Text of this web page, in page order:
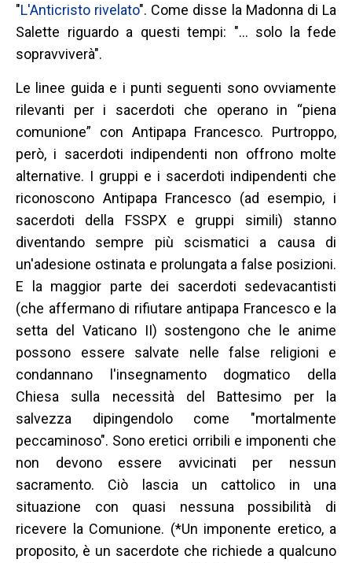
"L'Anticristo rivelato". Come disse la Madonna di La
Salette riguardo a questi tempi: "... solo la fede
sopravviverà".
Le linee guida e i punti seguenti sono ovviamente
rilevanti per i sacerdoti che operano in “piena
comunione” con Antipapa Francesco. Purtroppo,
però, i sacerdoti indipendenti non offrono molte
alternative. I gruppi e i sacerdoti indipendenti che
riconoscono Antipapa Francesco (ad esempio, i
sacerdoti della FSSPX e gruppi simili) stanno
diventando sempre più scismatici a causa di
un'adesione ostinata e prolungata a false posizioni.
E la maggior parte dei sacerdoti sedevacantisti
(che affermano di rifiutare antipapa Francesco e la
setta del Vaticano II) sostengono che le anime
possono essere salvate nelle false religioni e
condannano l'insegnamento dogmatico della
Chiesa sulla necessità del Battesimo per la
salvezza dipingendolo come "mortalmente
peccaminoso". Sono eretici orribili e imponenti che
non devono essere avvicinati per nessun
sacramento. Ciò lascia un cattolico in una
situazione con quasi nessuna possibilità di
ricevere la Comunione. (*Un imponente eretico, a
proposito, è un sacerdote che richiede a qualcuno